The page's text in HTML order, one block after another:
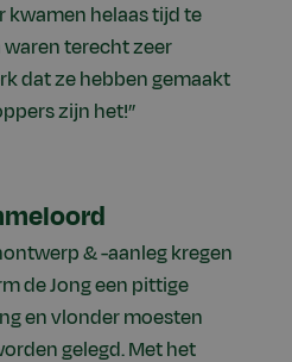
kwamen helaas tijd te
waren terecht zeer
dat ze hebben gemaakt
zijn het!”
& -aanleg kregen
de Jong een pittige
en vlonder moesten
gelegd. Met het